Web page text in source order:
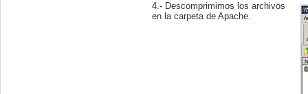
4.- Descomprimimos los archivos
en la carpeta de Apache.